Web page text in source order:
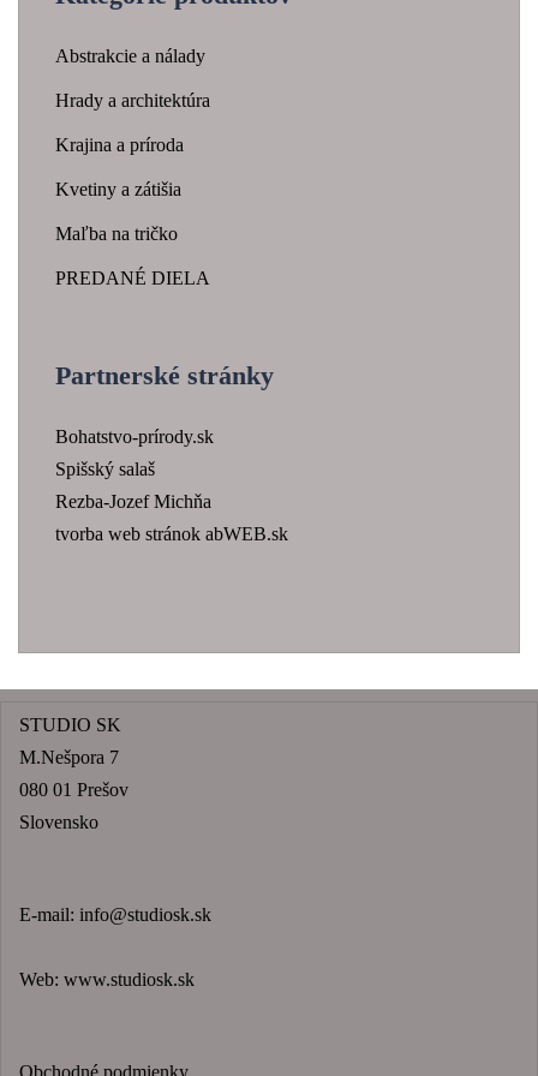
Abstrakcie a nálady
Hrady a architektúra
Krajina a príroda
Kvetiny a zátišia
Maľba na tričko
PREDANÉ DIELA
Partnerské stránky
Bohatstvo-prírody.sk
Spišský salaš
Rezba-Jozef Michňa
tvorba web stránok abWEB.sk
STUDIO SK
M.Nešpora 7
080 01 Prešov
Slovensko
E-mail: info@studiosk.sk
Web: www.studiosk.sk
Obchodné podmienky